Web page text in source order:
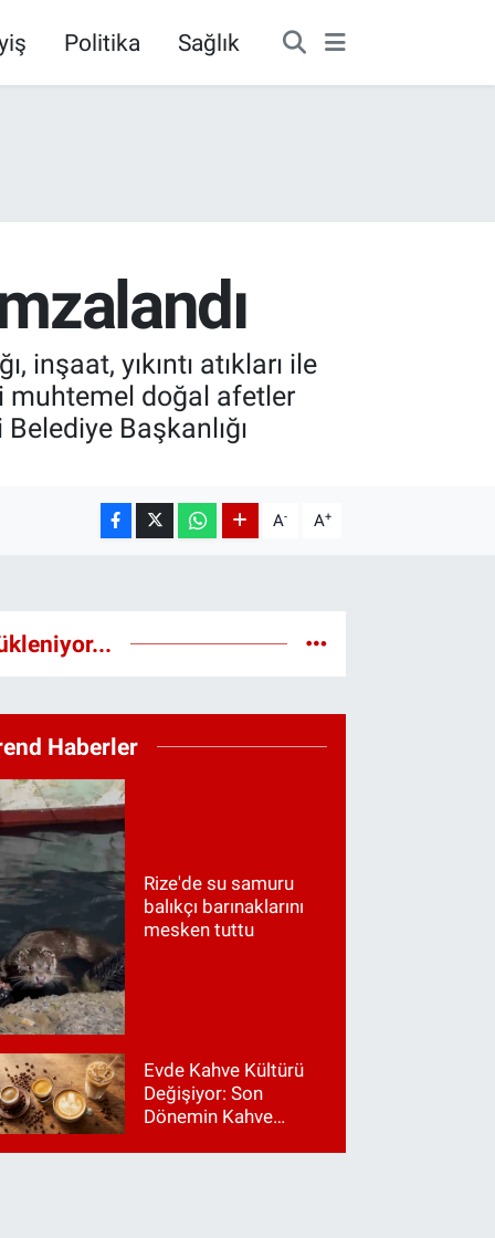
Politika Sağlık
yıkıntı atıkları ile
muhtemel doğal afetler
Başkanlığı
A- A+
Haberler
Rize'de su samuru
balıkçı barınaklarını
mesken tuttu
Evde Kahve Kültürü
Değişiyor: Son
Dönemin Kahve